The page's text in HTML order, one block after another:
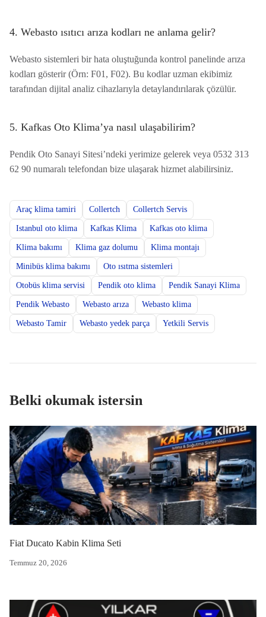
4. Webasto ısıtıcı arıza kodları ne anlama gelir?
Webasto sistemleri bir hata oluştuğunda kontrol panelinde arıza
kodları gösterir (Örn: F01, F02). Bu kodlar uzman ekibimiz
tarafından dijital analiz cihazlarıyla detaylandırılarak çözülür.
5. Kafkas Oto Klima’ya nasıl ulaşabilirim?
Pendik Oto Sanayi Sitesi’ndeki yerimize gelerek veya 0532 313
62 90 numaralı telefondan bize ulaşarak hizmet alabilirsiniz.
Araç klima tamiri Collertch Collertch Servis
Istanbul oto klima Kafkas Klima Kafkas oto klima
Klima bakımı Klima gaz dolumu Klima montajı
Minibüs klima bakımı Oto ısıtma sistemleri
Otobüs klima servisi Pendik oto klima Pendik Sanayi Klima
Pendik Webasto Webasto arıza Webasto klima
Webasto Tamir Webasto yedek parça Yetkili Servis
Belki okumak istersin
Temmuz 20, 2026
Fiat Ducato Kabin Klima Seti